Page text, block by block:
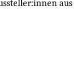
aus